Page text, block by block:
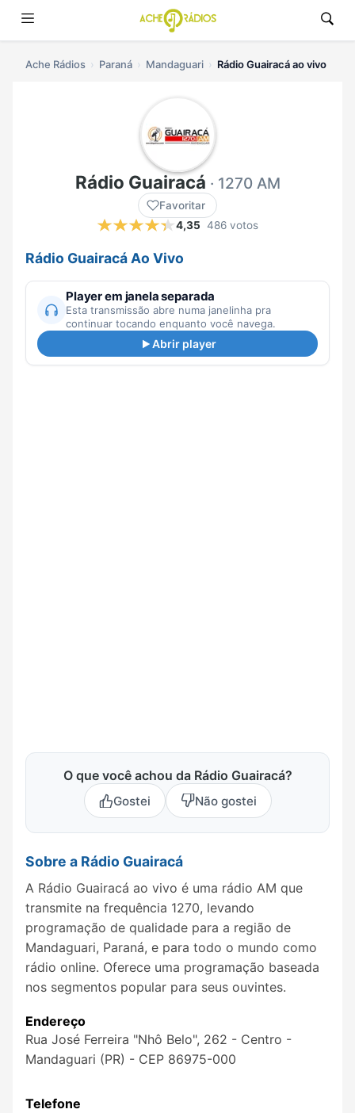
Ache Rádios Paraná Mandaguari Rádio Guairacá ao vivo
Rádio Guairacá · 1270 AM
Favoritar
4,35 486 votos
Rádio Guairacá Ao Vivo
Player em janela separada
Esta transmissão abre numa janelinha pra
continuar tocando enquanto você navega.
Abrir player
O que você achou da Rádio Guairacá?
Gostei Não gostei
Sobre a Rádio Guairacá
A Rádio Guairacá ao vivo é uma rádio AM que
transmite na frequência 1270, levando
programação de qualidade para a região de
Mandaguari, Paraná, e para todo o mundo como
rádio online. Oferece uma programação baseada
nos segmentos popular para seus ouvintes.
Endereço
Rua José Ferreira "Nhô Belo", 262 - Centro -
Mandaguari (PR) - CEP 86975-000
Telefone